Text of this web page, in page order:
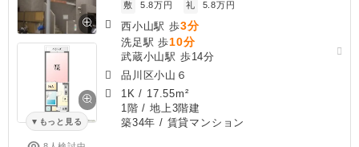
もっと見る
敷
5.8万円 礼 5.8万円
西小山駅 歩3分
洗足駅 歩10分
武蔵小山駅 歩14分
品川区小山６
1K / 17.55m²
1階 / 地上3階建
築34年 / 賃貸マンション